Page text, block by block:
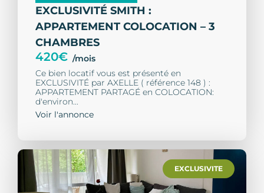
EXCLUSIVITÉ SMITH :
APPARTEMENT COLOCATION – 3
CHAMBRES
420€ /mois
Ce bien locatif vous est présenté en
EXCLUSIVITÉ par AXELLE ( référence 148 ) :
APPARTEMENT PARTAGÉ en COLOCATION:
d'environ...
Voir l'annonce
EXCLUSIVITE